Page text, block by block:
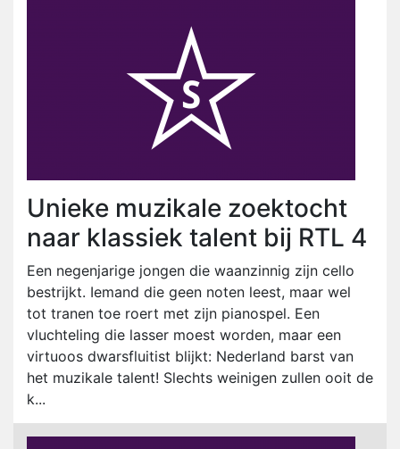
Unieke muzikale zoektocht
naar klassiek talent bij RTL 4
Een negenjarige jongen die waanzinnig zijn cello
bestrijkt. Iemand die geen noten leest, maar wel
tot tranen toe roert met zijn pianospel. Een
vluchteling die lasser moest worden, maar een
virtuoos dwarsfluitist blijkt: Nederland barst van
het muzikale talent! Slechts weinigen zullen ooit de
k...